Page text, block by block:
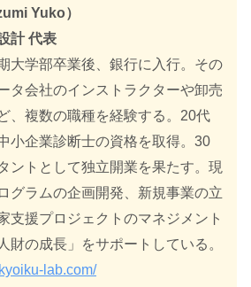
Yuko）
計 代表
大学部卒業後、銀行に入行。その
タ会社のインストラクターや卸売
、複数の職種を経験する。20代
小企業診断士の資格を取得。30
ントとして独立開業を果たす。現
グラムの企画開発、新規事業の立
支援プロジェクトのマネジメント
財の成長」をサポートしている。
lab.com/